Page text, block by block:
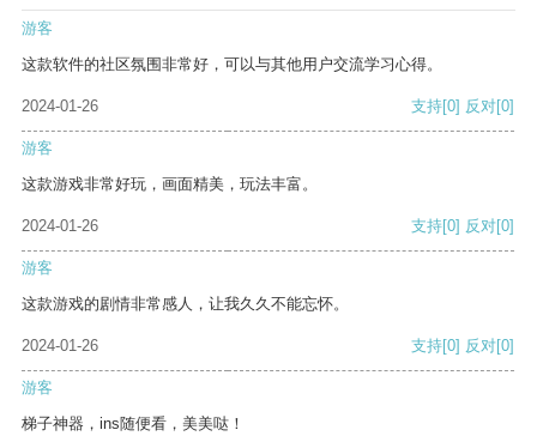
游客
这款软件的社区氛围非常好，可以与其他用户交流学习心得。
2024-01-26 支持[0] 反对[0]
游客
这款游戏非常好玩，画面精美，玩法丰富。
2024-01-26 支持[0] 反对[0]
游客
这款游戏的剧情非常感人，让我久久不能忘怀。
2024-01-26 支持[0] 反对[0]
游客
梯子神器，ins随便看，美美哒！